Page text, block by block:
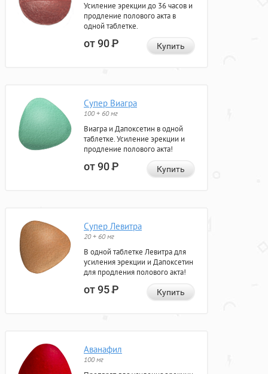
Усиление эрекции до 36 часов и
продление полового акта в
одной таблетке.
от 90Р Купить
Супер Виагра
100 + 60 мг
Виагра и Дапоксетин в одной
таблетке. Усиление эрекции и
продление полового акта!
от 90Р Купить
Супер Левитра
20 + 60 мг
В одной таблетке Левитра для
усиления эрекции и Дапоксетин
для продления полового акта!
от 95Р Купить
Аванафил
100 мг